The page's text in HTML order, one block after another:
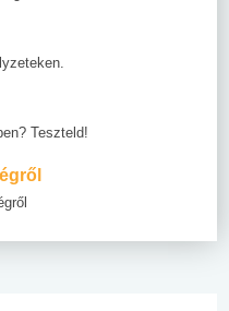
Teszteld!